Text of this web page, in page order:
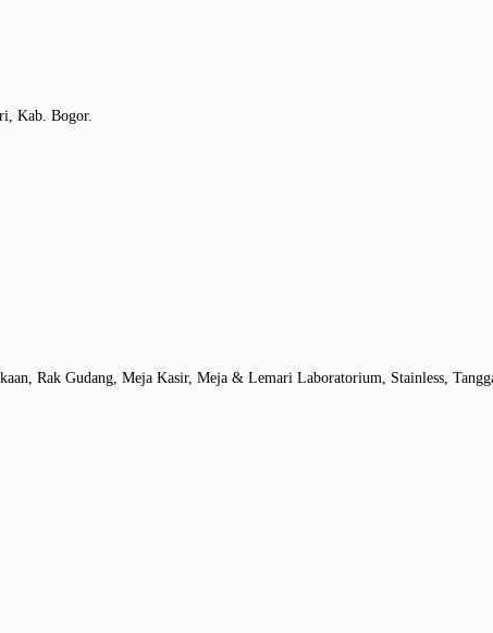
Kab. Bogor.
Rak Gudang, Meja Kasir, Meja & Lemari Laboratorium, Stainless,